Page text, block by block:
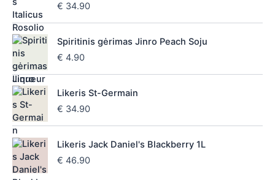
€ 34.90
Spiritinis gėrimas Jinro Peach Soju
€ 4.90
Likeris St-Germain
€ 34.90
Likeris Jack Daniel's Blackberry 1L
€ 46.90